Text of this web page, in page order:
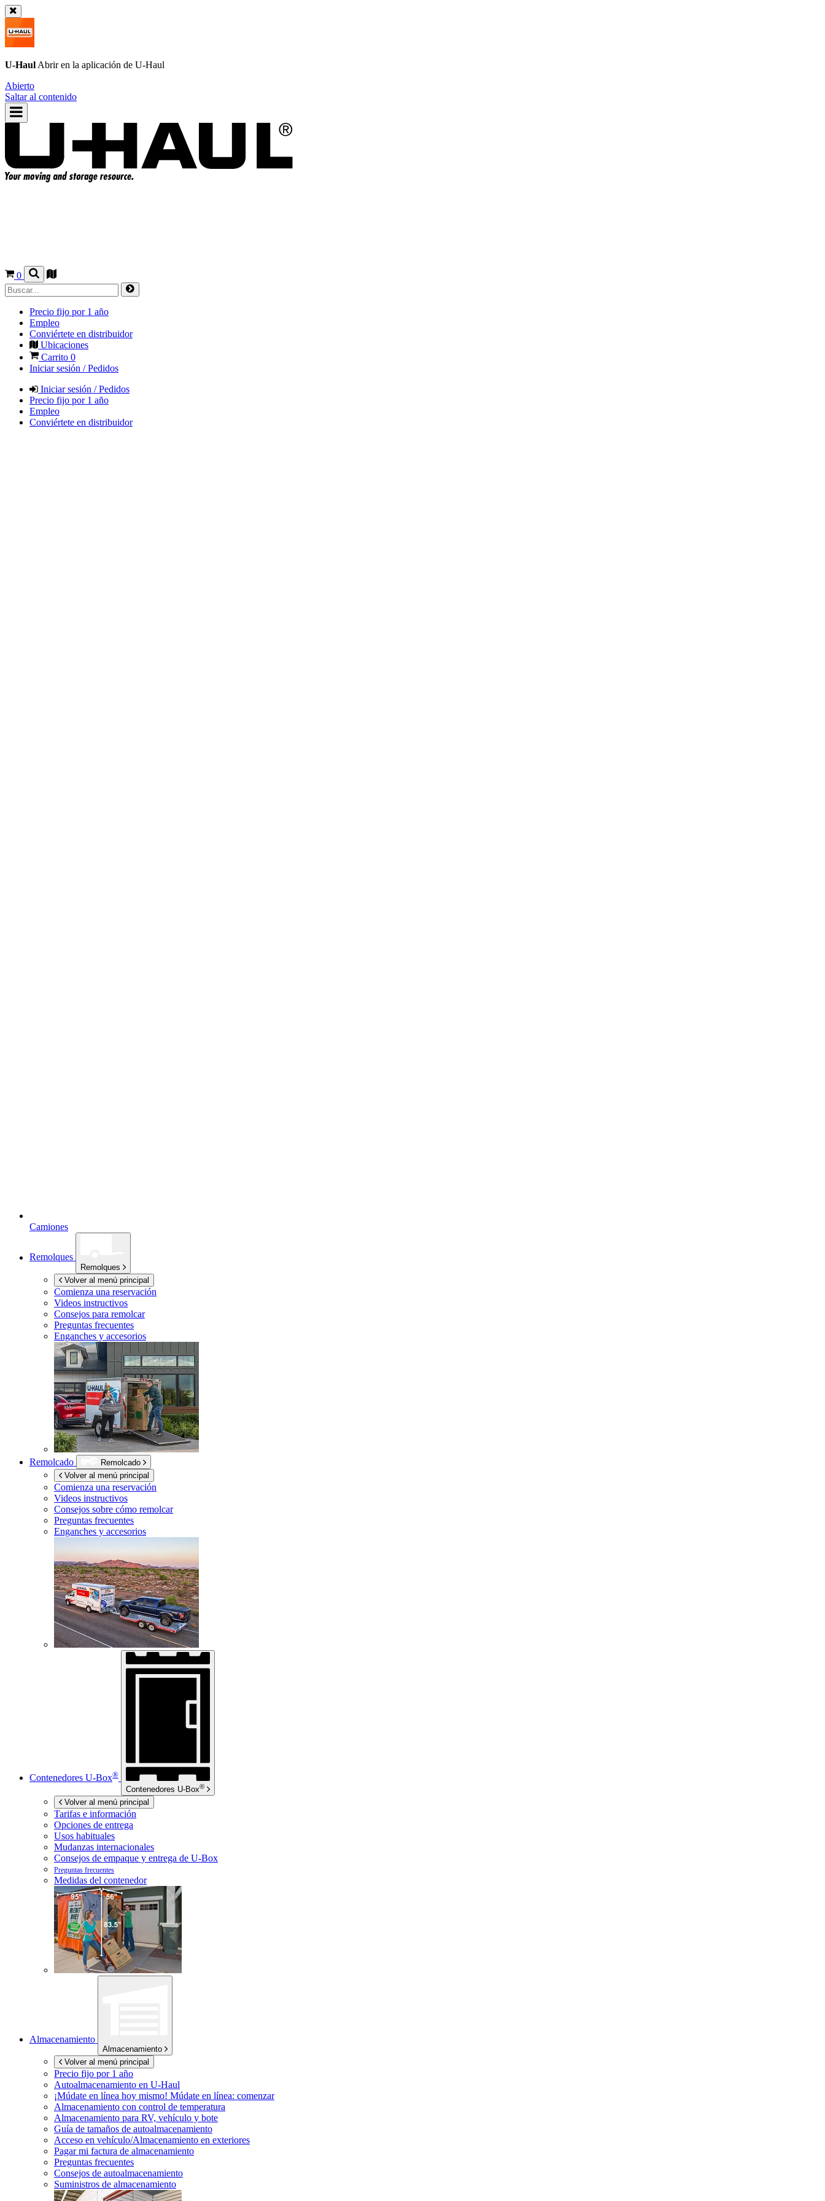
U-Haul Abrir en la aplicación de U-Haul
Abierto
Saltar al contenido
0
Precio fijo por 1 año
Empleo
Conviértete en distribuidor
Ubicaciones
Carrito 0
Iniciar sesión / Pedidos
Iniciar sesión / Pedidos
Precio fijo por 1 año
Empleo
Conviértete en distribuidor
Camiones
Remolques
Remolques
Volver al menú principal
Comienza una reservación
Videos instructivos
Consejos para remolcar
Preguntas frecuentes
Enganches y accesorios
Remolcado
Remolcado
Volver al menú principal
Comienza una reservación
Videos instructivos
Consejos sobre cómo remolcar
Preguntas frecuentes
Enganches y accesorios
Contenedores U-Box®
Contenedores U-Box®
Volver al menú principal
Tarifas e información
Opciones de entrega
Usos habituales
Mudanzas internacionales
Consejos de empaque y entrega de U-Box
Preguntas frecuentes
Medidas del contenedor
Almacenamiento
Almacenamiento
Volver al menú principal
Precio fijo por 1 año
Autoalmacenamiento en U-Haul
¡Múdate en línea hoy mismo! Múdate en línea: comenzar
Almacenamiento con control de temperatura
Almacenamiento para RV, vehículo y bote
Guía de tamaños de autoalmacenamiento
Acceso en vehículo/Almacenamiento en exteriores
Pagar mi factura de almacenamiento
Preguntas frecuentes
Consejos de autoalmacenamiento
Suministros de almacenamiento